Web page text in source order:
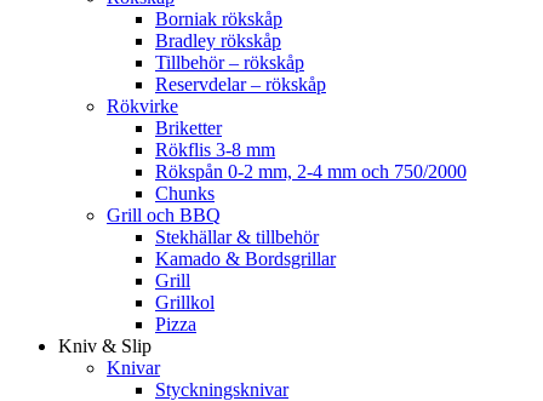
Borniak rökskåp
Bradley rökskåp
Tillbehör – rökskåp
Reservdelar – rökskåp
Rökvirke
Briketter
Rökflis 3-8 mm
Rökspån 0-2 mm, 2-4 mm och 750/2000
Chunks
Grill och BBQ
Stekhällar & tillbehör
Kamado & Bordsgrillar
Grill
Grillkol
Pizza
Kniv & Slip
Knivar
Styckningsknivar